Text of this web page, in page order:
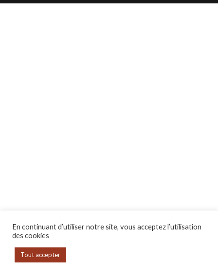
En continuant d’utiliser notre site, vous acceptez l’utilisation
des cookies
Tout accepter